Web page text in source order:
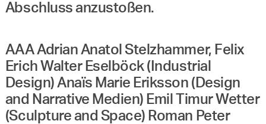
Abschluss anzustoßen.
AAA Adrian Anatol Stelzhammer, Felix
Erich Walter Eselböck (Industrial
Design) Anaïs Marie Eriksson (Design
and Narrative Medien) Emil Timur Wetter
(Sculpture and Space) Roman Peter